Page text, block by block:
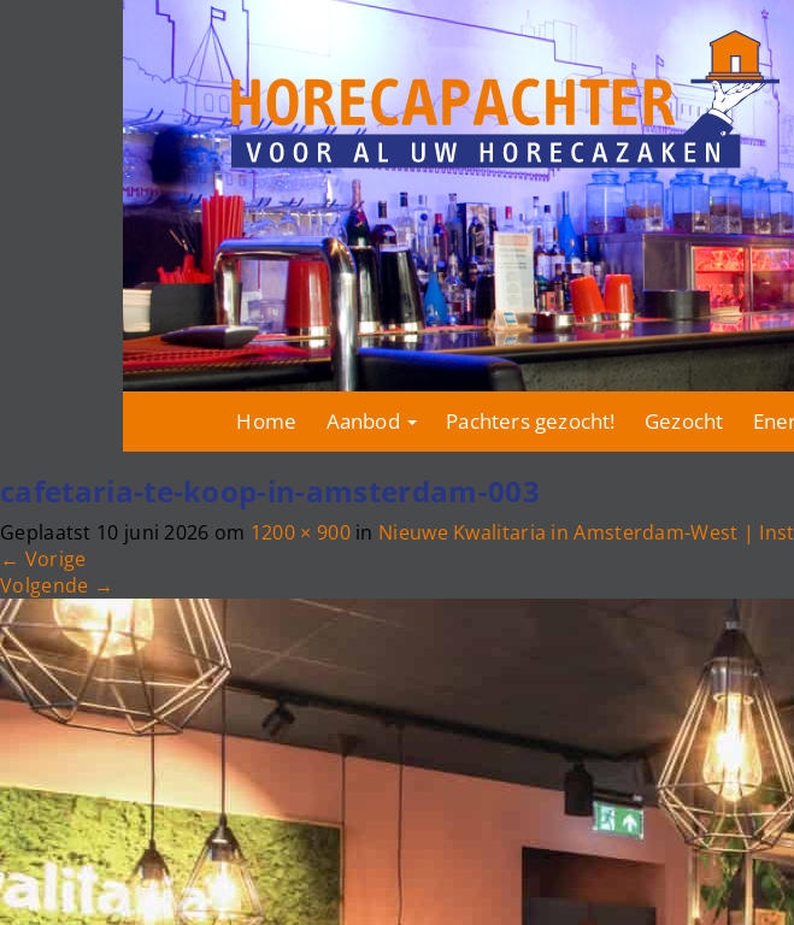
Home Aanbod Pachters gezocht! Gezocht
cafetaria-te-koop-in-amsterdam-003
Geplaatst 10 juni 2026 om 1200 × 900in Nieuwe Kwalitaria in Amsterdam-West |
← Vorige
Volgende →